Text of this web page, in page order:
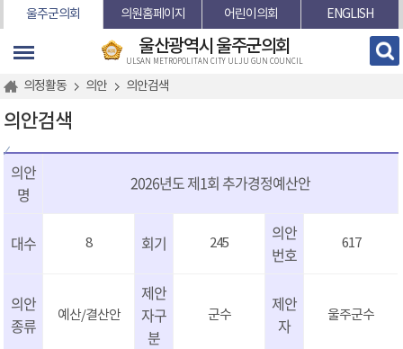
본문바로가기
울주군의회 의원홈페이지 어린이의회 ENGLISH
울산광역시 울주군의회
ULSAN METROPOLITAN CITY ULJU GUN COUNCIL
의정활동 의안 의안검색
의안검색
의안
명
2026년도 제1회 추가경정예산안
대수 8 회기 245
의안
번호
617
의안
종류
예산/결산안
제안
자구
분
군수
제안
자
울주군수